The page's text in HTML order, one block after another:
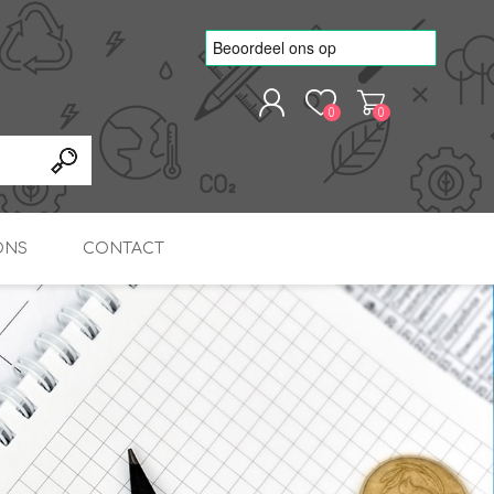
0 0
METEN & REGELEN ONDERDELEN
projecten
TNO Precisie
onderzoeks doorstromer
Slim zonnestroom
inzetten voor warm water
in bedrijven
CONTACT